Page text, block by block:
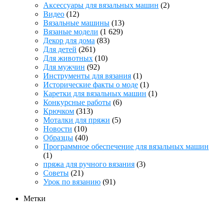
Аксессуары для вязальных машин (2)
Видео (12)
Вязальные машины (13)
Вязаные модели (1 629)
Декор для дома (83)
Для детей (261)
Для животных (10)
Для мужчин (92)
Инструменты для вязания (1)
Исторические факты о моде (1)
Каретки для вязальных машин (1)
Конкурсные работы (6)
Крючком (313)
Моталки для пряжи (5)
Новости (10)
Образцы (40)
Программное обеспечение для вязальных машин
(1)
пряжа для ручного вязания (3)
Советы (21)
Урок по вязанию (91)
Метки